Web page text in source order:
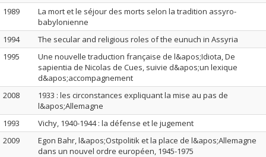
1989
La mort et le séjour des morts selon la tradition assyro-
babylonienne
1994
The secular and religious roles of the eunuch in Assyria
1995
Une nouvelle traduction française de l&apos;Idiota, De
sapientia de Nicolas de Cues, suivie d&apos;un lexique
d&apos;accompagnement
2008
1933 : les circonstances expliquant la mise au pas de
l&apos;Allemagne
1993
Vichy, 1940-1944 : la défense et le jugement
2009
Egon Bahr, l&apos;Ostpolitik et la place de l&apos;Allemagne
dans un nouvel ordre européen, 1945-1975